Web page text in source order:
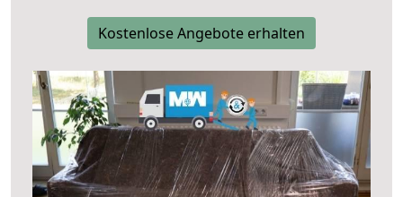
Kostenlose Angebote erhalten